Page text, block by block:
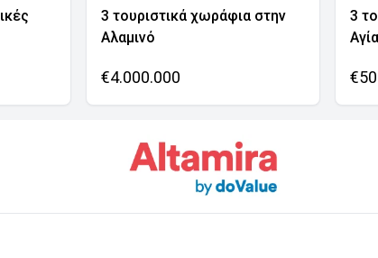
3 τουριστικά χωράφια στην
Αλαμινό
€4.000.000
3